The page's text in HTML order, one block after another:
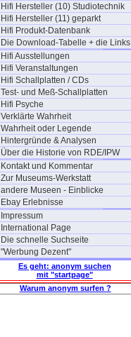
Hifi Hersteller (10) Studiotechnik
Hifi Hersteller (11) geparkt
Hifi Produkt-Datenbank
Die Download-Tabelle + die Links
Hifi Ausstellungen
Hifi Veranstaltungen
Hifi Schallplatten / CDs
Test- und Meß-Schallplatten
Hifi Psyche
Verklärte Wahrheit
Wahrheit oder Legende
Hintergründe & Analysen
Über die Historie von RDE/IPW
Kontakt und Kommentar
Zur Museums-Werkstatt
andere Museen - Einblicke
Ebay Erlebnisse
Impressum
International Page
Die schnelle Suchseite
"Werbung Dezent"
Es geht: anonym suchen
mit "startpage"
Warum anonym surfen ?